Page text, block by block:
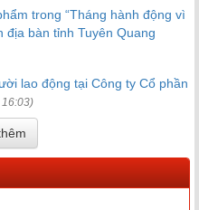
trong “Tháng hành động vì
địa bàn tỉnh Tuyên Quang
lao động tại Công ty Cổ phần